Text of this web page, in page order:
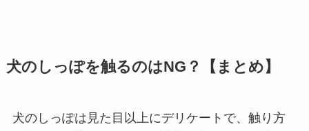
犬のしっぽを触るのはNG？【まとめ】
犬のしっぽは見た目以上にデリケートで、触り方